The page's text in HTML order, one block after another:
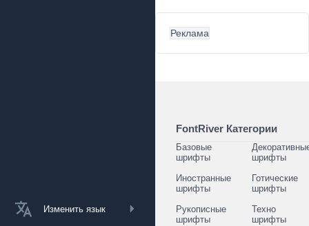
Изменить язык
Реклама
FontRiver Категории
Базовые
шрифты
шрифты
Иностранные
шрифты
Готические
шрифты
Рукописные
шрифты
Техно
шрифты